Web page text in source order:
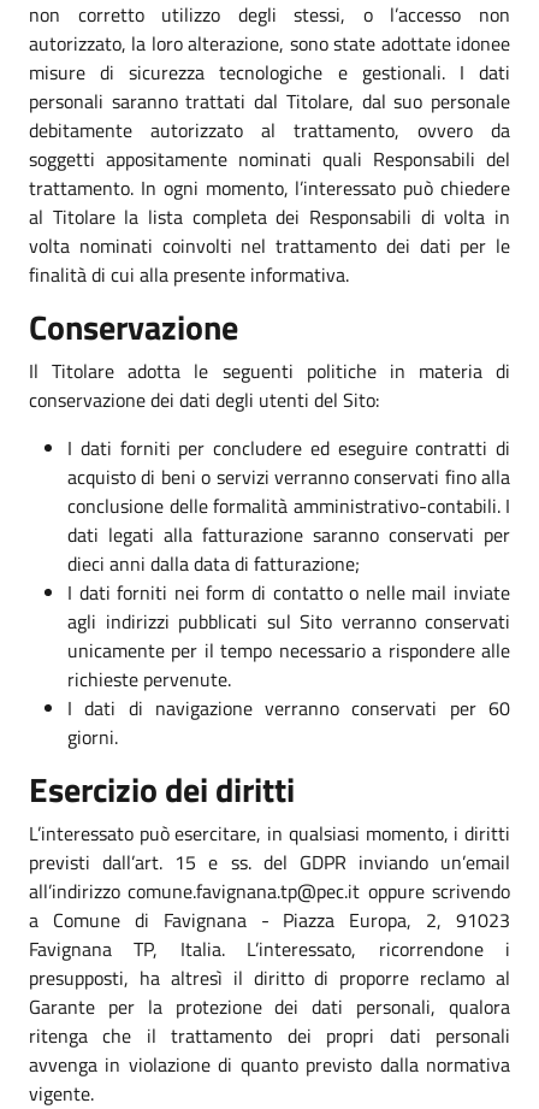
non corretto utilizzo degli stessi, o l’accesso non
autorizzato, la loro alterazione, sono state adottate idonee
misure di sicurezza tecnologiche e gestionali. I dati
personali saranno trattati dal Titolare, dal suo personale
debitamente autorizzato al trattamento, ovvero da
soggetti appositamente nominati quali Responsabili del
trattamento. In ogni momento, l’interessato può chiedere
al Titolare la lista completa dei Responsabili di volta in
volta nominati coinvolti nel trattamento dei dati per le
finalità di cui alla presente informativa.
Conservazione
Il Titolare adotta le seguenti politiche in materia di
conservazione dei dati degli utenti del Sito:
I dati forniti per concludere ed eseguire contratti di
acquisto di beni o servizi verranno conservati fino alla
conclusione delle formalità amministrativo-contabili. I
dati legati alla fatturazione saranno conservati per
dieci anni dalla data di fatturazione;
I dati forniti nei form di contatto o nelle mail inviate
agli indirizzi pubblicati sul Sito verranno conservati
unicamente per il tempo necessario a rispondere alle
richieste pervenute.
I dati di navigazione verranno conservati per 60
giorni.
Esercizio dei diritti
L’interessato può esercitare, in qualsiasi momento, i diritti
previsti dall’art. 15 e ss. del GDPR inviando un’email
all’indirizzo comune.favignana.tp@pec.it oppure scrivendo
a Comune di Favignana - Piazza Europa, 2, 91023
Favignana TP, Italia. L’interessato, ricorrendone i
presupposti, ha altresì il diritto di proporre reclamo al
Garante per la protezione dei dati personali, qualora
ritenga che il trattamento dei propri dati personali
avvenga in violazione di quanto previsto dalla normativa
vigente.